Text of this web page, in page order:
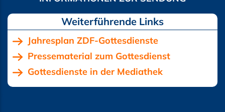
Jahresplan ZDF-Gottesdienste
Pressematerial zum Gottesdienst
Gottesdienste in der Mediathek